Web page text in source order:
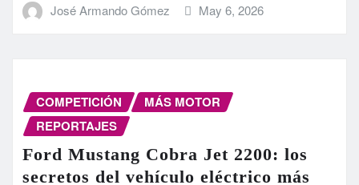
José Armando Gómez May 6, 2026
COMPETICIÓN
MÁS MOTOR
REPORTAJES
Ford Mustang Cobra Jet 2200: los
secretos del vehículo eléctrico más